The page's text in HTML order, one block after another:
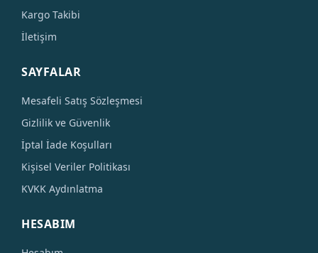
Kargo Takibi
İletişim
SAYFALAR
Mesafeli Satış Sözleşmesi
Gizlilik ve Güvenlik
İptal İade Koşulları
Kişisel Veriler Politikası
KVKK Aydınlatma
HESABIM